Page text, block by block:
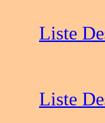
Liste
Liste